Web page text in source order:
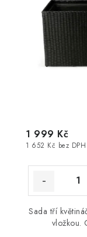
1 652 Kč bez DPH
1 999 Kč
Sada tří
vložkou.